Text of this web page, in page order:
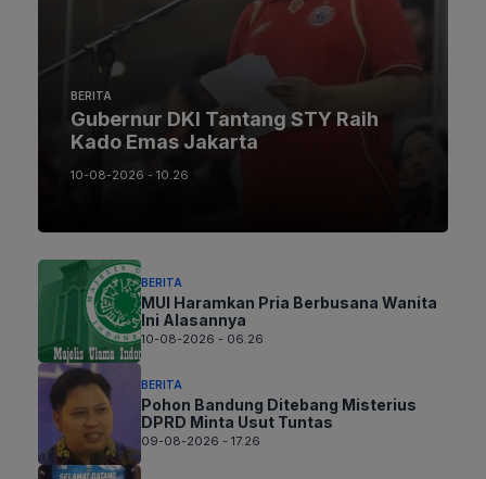
BERITA
Gubernur DKI Tantang STY Raih
Kado Emas Jakarta
10-08-2026 - 10.26
BERITA
MUI Haramkan Pria Berbusana Wanita
Ini Alasannya
10-08-2026 - 06.26
BERITA
Pohon Bandung Ditebang Misterius
DPRD Minta Usut Tuntas
09-08-2026 - 17.26